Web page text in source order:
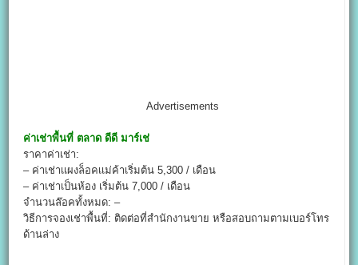
Advertisements
ค่าเช่าพื้นที่ ตลาด ดีดี มาร์เช่
ราคาค่าเช่า:
– ค่าเช่าเเผงล็อคเเม่ค้าเริ่มต้น 5,300 / เดือน
– ค่าเช่าเป็นห้อง เริ่มต้น 7,000 / เดือน
จำนวนล๊อคทั้งหมด: –
วิธีการจองเช่าพื้นที่: ติดต่อที่สำนักงานขาย หรือสอบถามตามเบอร์โทร
ด้านล่าง